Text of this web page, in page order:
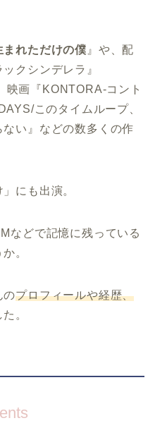
まれただけの僕 』や、配
ックシンデレラ』
映画『KONTORA-コント
このタイムループ、
ない』などの数多くの作
にも出演。
などで記憶に残っている
。
のプロフィールや経歴、
。